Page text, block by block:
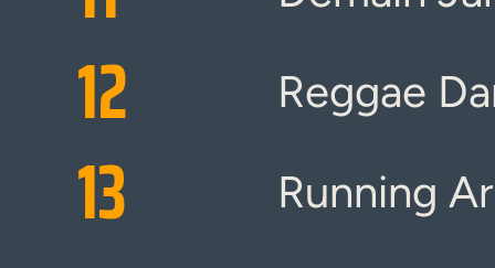
12 Reggae
13 Running